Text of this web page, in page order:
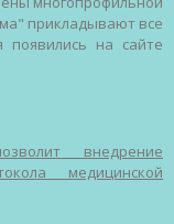
прикладывают все
появились на сайте
внедрение
медицинской